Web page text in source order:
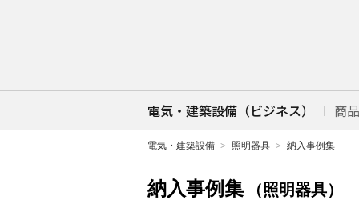
電気・建築設備（ビジネス） 商
電気・建築設備 照明器具 納入事例集
納入事例集 （照明器具）